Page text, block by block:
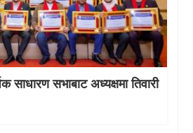
साधारण सभाबाट अध्यक्षमा तिवारी